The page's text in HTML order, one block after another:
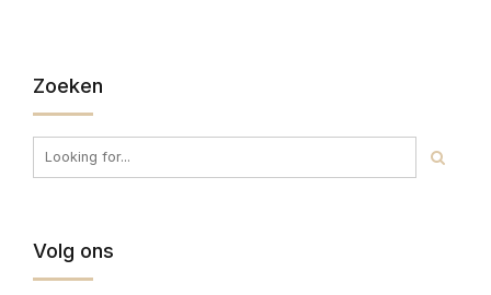
Zoeken
Volg ons